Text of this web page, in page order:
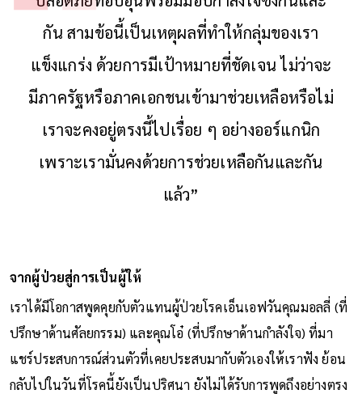
กัน สามข้อนี้เป็นเหตุผลที่ทำให้กลุ่มของเรา
แข็งแกร่ง ด้วยการมีเป้าหมายที่ชัดเจน ไม่ว่าจะ
มีภาครัฐหรือภาคเอกชนเข้ามาช่วยเหลือหรือไม่
เราจะคงอยู่ตรงนี้ไปเรื่อย ๆ อย่างออร์แกนิก
เพราะเรามั่นคงด้วยการช่วยเหลือกันและกัน
แล้ว”
จากผู้ป่วยสู่การเป็นผู้ให้
เราได้มีโอกาสพูดคุยกับตัวแทนผู้ป่วยโรคเอ็นเอฟวันคุณมอลลี่ (ที่
ปรึกษาด้านศัลยกรรม) และคุณโอ๋ (ที่ปรึกษาด้านกำลังใจ) ที่มา
แชร์ประสบการณ์ส่วนตัวที่เคยประสบมากับตัวเองให้เราฟัง ย้อน
กลับไปในวันที่โรคนี้ยังเป็นปริศนา ยังไม่ได้รับการพูดถึงอย่างตรง